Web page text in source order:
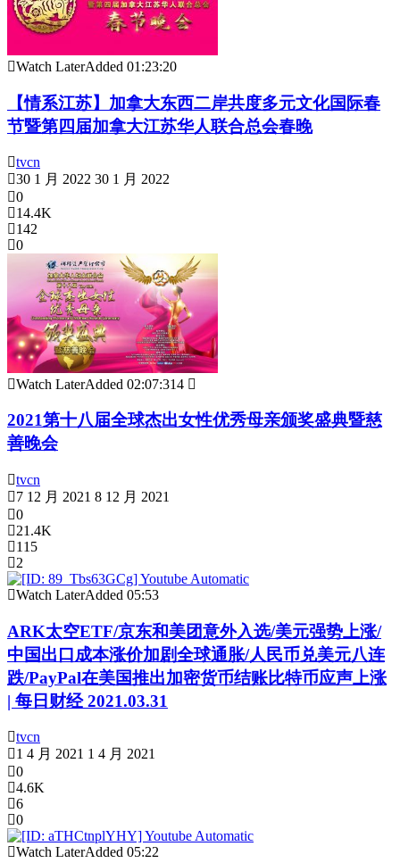
Watch LaterAdded 01:23:20
【情系江苏】加拿大东西二岸共度多元文化国际春
节暨第四届加拿大江苏华人联合总会春晚
tvcn
30 1 月 2022 30 1 月 2022
0
14.4K
142
0
Watch LaterAdded 02:07:314
2021第十八届全球杰出女性优秀母亲颁奖盛典暨慈
善晚会
tvcn
7 12 月 2021 8 12 月 2021
0
21.4K
115
2
Watch LaterAdded 05:53
ARK太空ETF/京东和美团意外入选/美元强势上涨/
中国出口成本涨价加剧全球通胀/人民币兑美元八连
跌/PayPal在美国推出加密货币结账比特币应声上涨
| 每日财经 2021.03.31
tvcn
1 4 月 2021 1 4 月 2021
0
4.6K
6
0
Watch LaterAdded 05:22